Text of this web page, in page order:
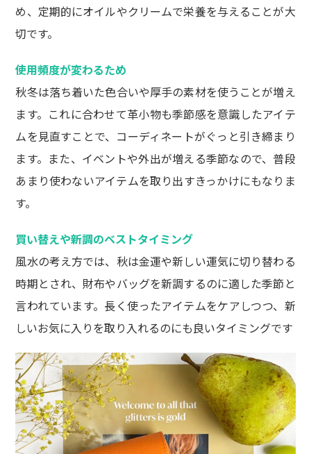
め、定期的にオイルやクリームで栄養を与えることが大
切です。
使用頻度が変わるため
秋冬は落ち着いた色合いや厚手の素材を使うことが増え
ます。これに合わせて革小物も季節感を意識したアイテ
ムを見直すことで、コーディネートがぐっと引き締まり
ます。また、イベントや外出が増える季節なので、普段
あまり使わないアイテムを取り出すきっかけにもなりま
す。
買い替えや新調のベストタイミング
風水の考え方では、秋は金運や新しい運気に切り替わる
時期とされ、財布やバッグを新調するのに適した季節と
言われています。長く使ったアイテムをケアしつつ、新
しいお気に入りを取り入れるのにも良いタイミングです